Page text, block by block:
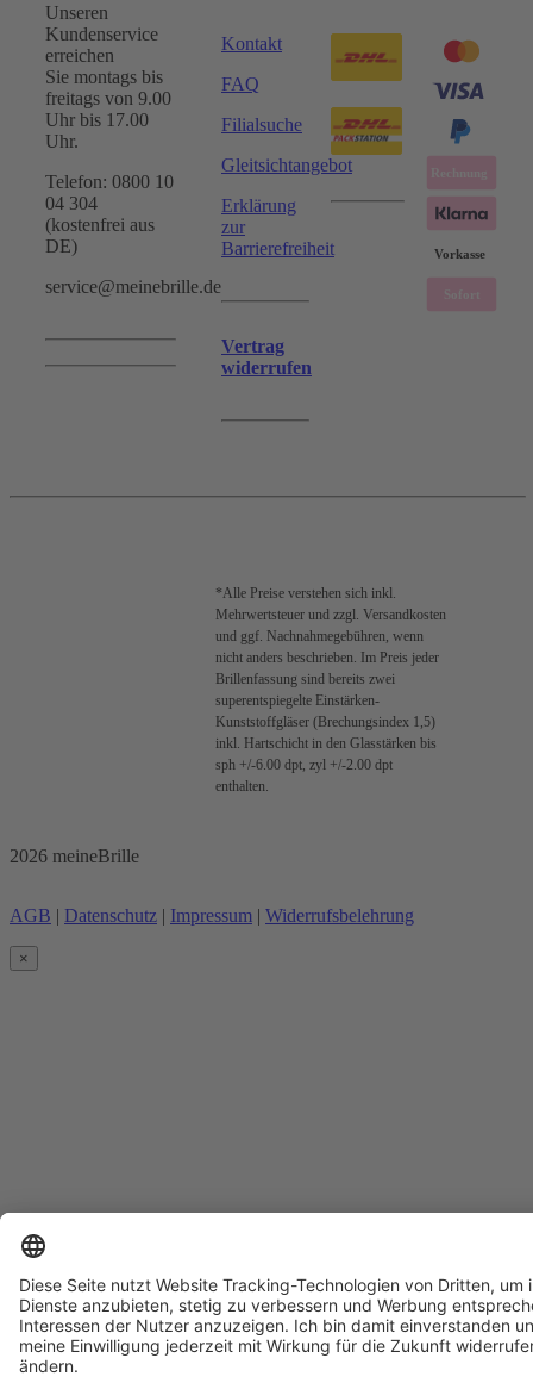
Unseren
Kundenservice
erreichen
Sie montags bis
freitags von 9.00
Uhr bis 17.00
Uhr.
Telefon: 0800 10
04 304
(kostenfrei aus
DE)
service@meinebrille.de
Kontakt
FAQ
Filialsuche
Gleitsichtangebot
Erklärung
zur
Barrierefreiheit
Vertrag
widerrufen
*Alle Preise verstehen sich inkl.
Mehrwertsteuer und zzgl. Versandkosten
und ggf. Nachnahmegebühren, wenn
nicht anders beschrieben. Im Preis jeder
Brillenfassung sind bereits zwei
superentspiegelte Einstärken-
Kunststoffgläser (Brechungsindex 1,5)
inkl. Hartschicht in den Glasstärken bis
sph +/-6.00 dpt, zyl +/-2.00 dpt
enthalten.
2026 meineBrille
AGB | Datenschutz | Impressum | Widerrufsbelehrung
×